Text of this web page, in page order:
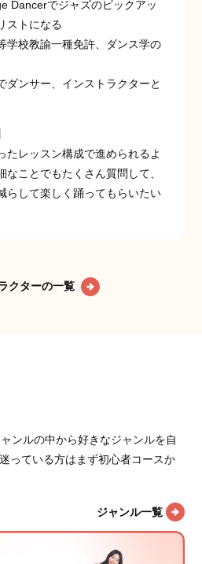
Dancerでジャズのピックアッ
ストになる
学校教諭一種免許、ダンス学の
ダンサー、インストラクターと
たレッスン構成で進められるよ
なことでもたくさん質問して、
らして楽しく踊ってもらいたい
クターの一覧
ンルの中から好きなジャンルを自
っている方はまず初心者コースか
ジャンル一覧